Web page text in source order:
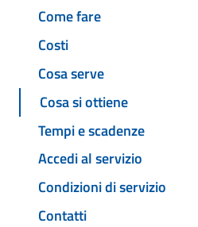
Come fare
Costi
Cosa serve
Cosa si ottiene
Tempi e scadenze
Accedi al servizio
Condizioni di servizio
Contatti